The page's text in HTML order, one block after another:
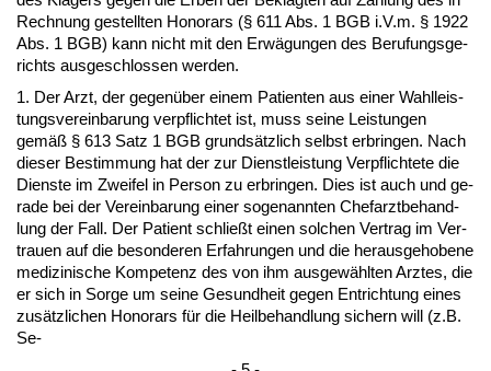
Rech­nung ge­stell­ten Ho­no­rars (§ 611 Abs. 1 BGB i.V.m. § 1922
Abs. 1 BGB) kann nicht mit den Erwägun­gen des Be­ru­fungs­ge­
richts aus­ge­schlos­sen wer­den.
1. Der Arzt, der ge­genüber ei­nem Pa­ti­en­ten aus ei­ner Wahl­leis­
tungs­ver­ein­ba­rung ver­pflich­tet ist, muss sei­ne Leis­tun­gen
gemäß § 613 Satz 1 BGB grundsätz­lich selbst er­brin­gen. Nach
die­ser Be­stim­mung hat der zur Dienst­leis­tung Ver­pflich­te­te die
Diens­te im Zwei­fel in Per­son zu er­brin­gen. Dies ist auch und ge­
ra­de bei der Ver­ein­ba­rung ei­ner so­ge­nann­ten Chef­arzt­be­hand­
lung der Fall. Der Pa­ti­ent schließt ei­nen sol­chen Ver­trag im Ver­
trau­en auf die be­son­de­ren Er­fah­run­gen und die her­aus­ge­ho­be­ne
me­di­zi­ni­sche Kom­pe­tenz des von ihm aus­gewähl­ten Arz­tes, die
er sich in Sor­ge um sei­ne Ge­sund­heit ge­gen Ent­rich­tung ei­nes
zusätz­li­chen Ho­no­rars für die Heil­be­hand­lung si­chern will (z.B.
Se-